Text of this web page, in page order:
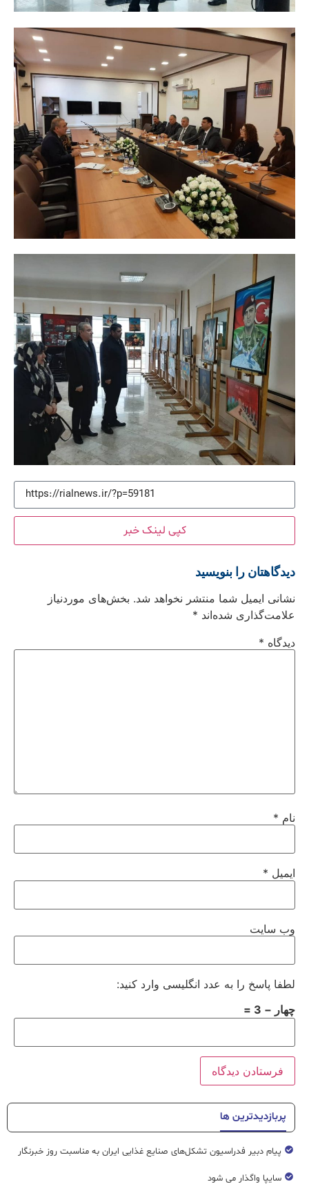
کپی لینک خبر
دیدگاهتان را بنویسید
نشانی ایمیل شما منتشر نخواهد شد. بخش‌های موردنیاز
علامت‌گذاری شده‌اند *
دیدگاه *
نام *
ایمیل *
وب‌ سایت
لطفا پاسخ را به عدد انگلیسی وارد کنید:
چهار − 3 =
پربازدیدترین ها
پیام دبیر فدراسیون تشکل‌های صنایع غذایی ایران به مناسبت روز خبرنگار
سایپا واگذار می شود